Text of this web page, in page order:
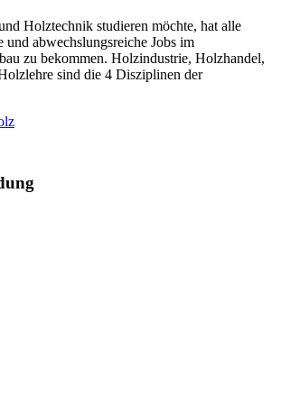
Holztechnik studieren möchte, hat alle
und abwechslungsreiche Jobs im
zu bekommen. Holzindustrie, Holzhandel,
sind die 4 Disziplinen der